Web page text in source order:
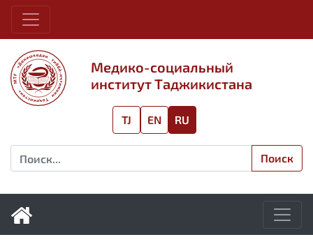
Медико-социальный
институт Таджикистана
Поиск
TJ RU
EN